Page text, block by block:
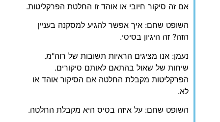
אם זה סיקור חיובי או אוהד זו החלטת הפרקליטות.
השופט שחם: איך אפשר להגיע למסקנה בעניין
הזה? זה היגיון בסיסי.
נעמן: אנו מציגים הראיות תשובות של רוה"מ.
שיחות של שאול בהתאם לאותם סיקורים.
הפרקליטות מקבלת החלטה אם הסיקור אוהד או
לא.
השופט שחם: על איזה בסיס היא מקבלת החלטה.